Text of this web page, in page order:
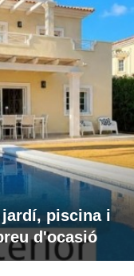
jardí, piscina i
d'ocasió